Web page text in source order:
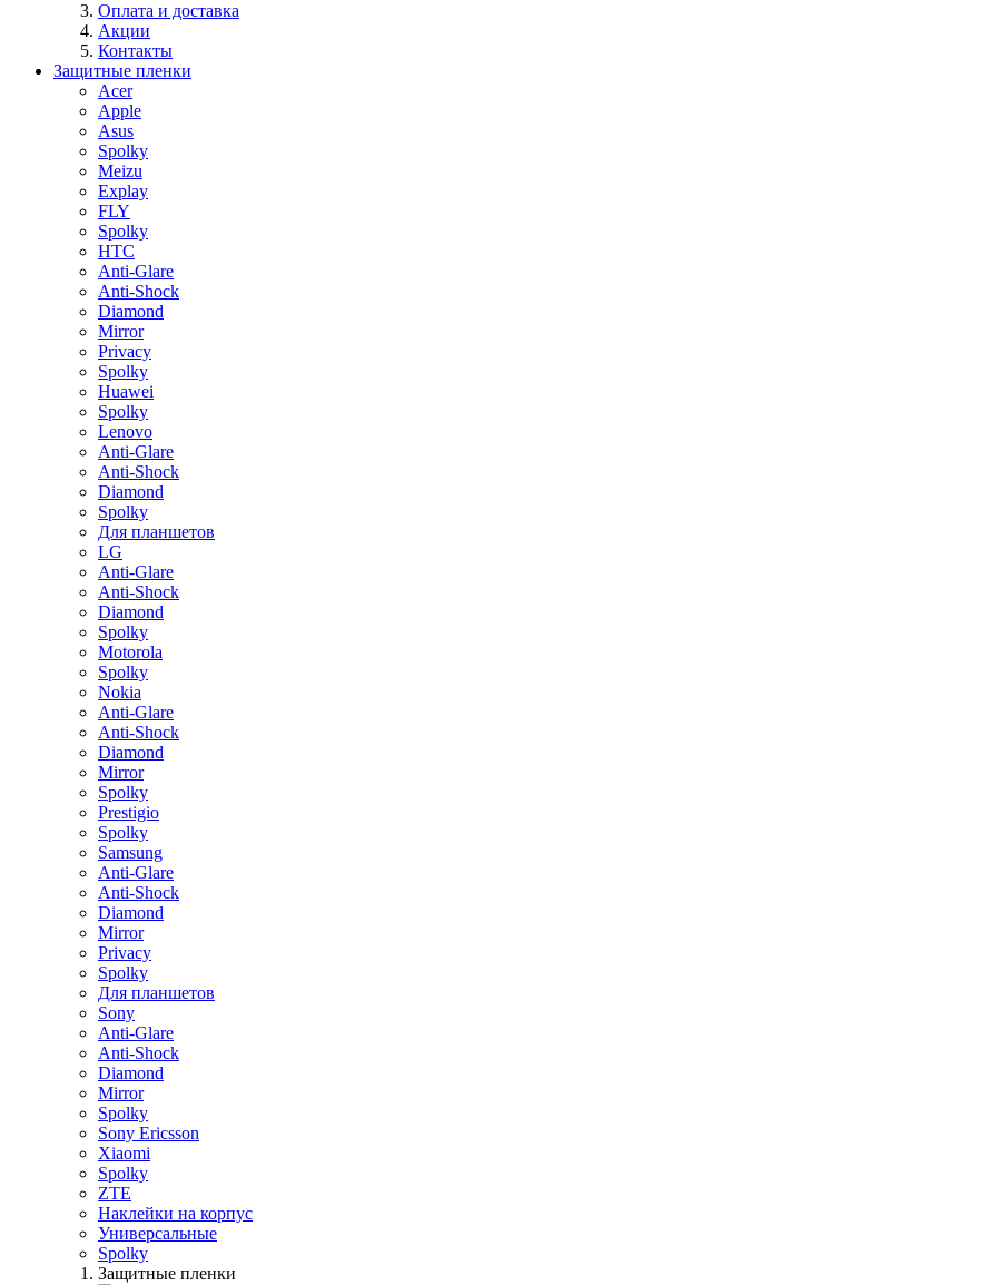
Оплата и доставка
Акции
Контакты
Защитные пленки
Acer
Apple
Asus
Spolky
Meizu
Explay
FLY
Spolky
HTC
Anti-Glare
Anti-Shock
Diamond
Mirror
Privacy
Spolky
Huawei
Spolky
Lenovo
Anti-Glare
Anti-Shock
Diamond
Spolky
Для планшетов
LG
Anti-Glare
Anti-Shock
Diamond
Spolky
Motorola
Spolky
Nokia
Anti-Glare
Anti-Shock
Diamond
Mirror
Spolky
Prestigio
Spolky
Samsung
Anti-Glare
Anti-Shock
Diamond
Mirror
Privacy
Spolky
Для планшетов
Sony
Anti-Glare
Anti-Shock
Diamond
Mirror
Spolky
Sony Ericsson
Xiaomi
Spolky
ZTE
Наклейки на корпус
Универсальные
Spolky
Защитные пленки